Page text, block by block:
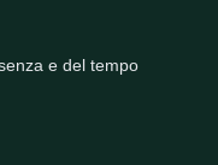
e del tempo